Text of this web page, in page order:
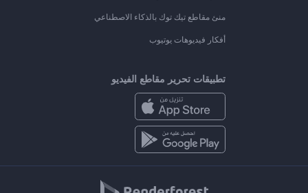
منئ مقاطع تيك توك بالذكاء الاصطناعي
أفكار فيديوهات يوتيوب
تطبيقات تحرير مقاطع الفيديو